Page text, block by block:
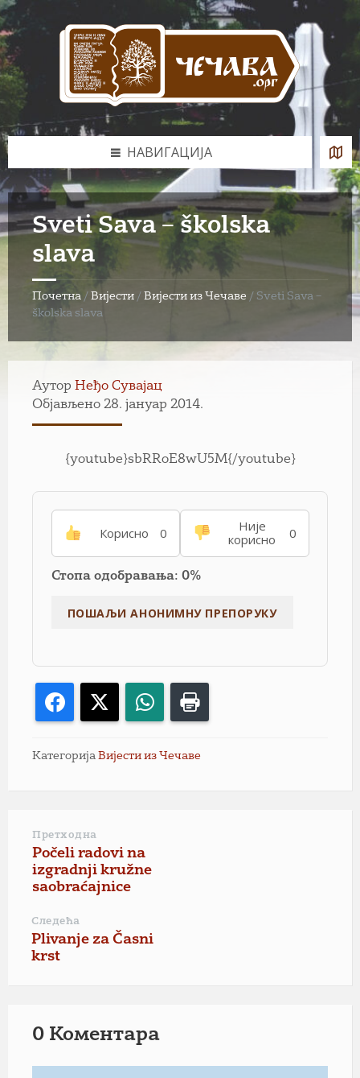
Skip
to
content
Skip
to
left
sidebar
Skip
to
footer
НАВИГАЦИЈА
Sveti Sava – školska
slava
Почетна / Вијести / Вијести из Чечаве / Sveti Sava –
školska slava
Аутор Неђо Сувајац
Објављено 28. јануар 2014.
{youtube}sbRRoE8wU5M{/youtube}
Корисно 0
Није
корисно
0
Стопа одобравања: 0%
Facebook WhatsApp
Категорија Вијести из Чечаве
Претходна
Počeli radovi na
izgradnji kružne
saobraćajnice
Следећа
Plivanje za Časni
krst
0 Коментарa